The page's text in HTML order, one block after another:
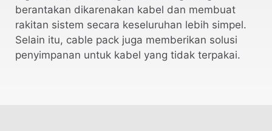
berantakan dikarenakan kabel dan membuat
rakitan sistem secara keseluruhan lebih simpel.
Selain itu, cable pack juga memberikan solusi
penyimpanan untuk kabel yang tidak terpakai.